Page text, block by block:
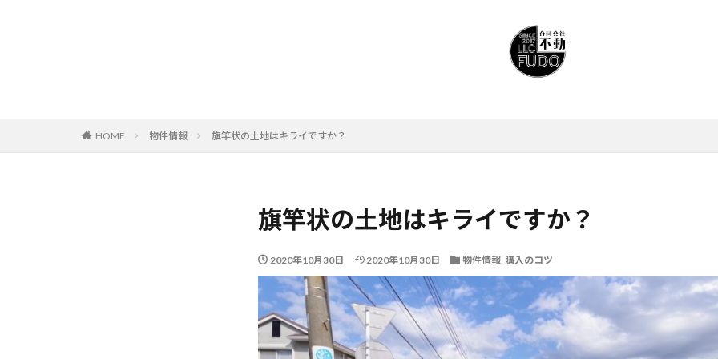
HOME 物件情報 旗竿状の土地はキライですか？
旗竿状の土地はキライですか？
2020年10月30日 2020年10月30日 物件情報, 購入のコツ